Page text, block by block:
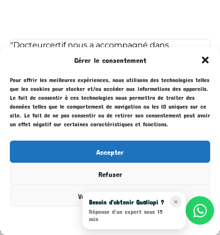
Gérer le consentement
Pour offrir les meilleures expériences, nous utilisons des technologies telles
que les cookies pour stocker et/ou accéder aux informations des appareils.
Le fait de consentir à ces technologies nous permettra de traiter des
données telles que le comportement de navigation ou les ID uniques sur ce
site. Le fait de ne pas consentir ou de retirer son consentement peut avoir
un effet négatif sur certaines caractéristiques et fonctions.
Accepter
Refuser
Voir les préférences
Mentions légales
"Docteurcertif nous a accompagné dans
l’obtention de Qualiopi CFA et Actions de
encore à Fabrice et Niels qui ont su être patients
et efficaces je recommande à 100% les yeux
fermés !"
Guillaume Lanave ⭐️⭐️⭐️⭐️⭐️
fondateur yyyours formations
100% de réussite avec un délai moyen de 4
semaines et +350 organismes accompagnés
✕
Besoin d'obtenir Qualiopi ?
Réponse d'un expert sous 15
min